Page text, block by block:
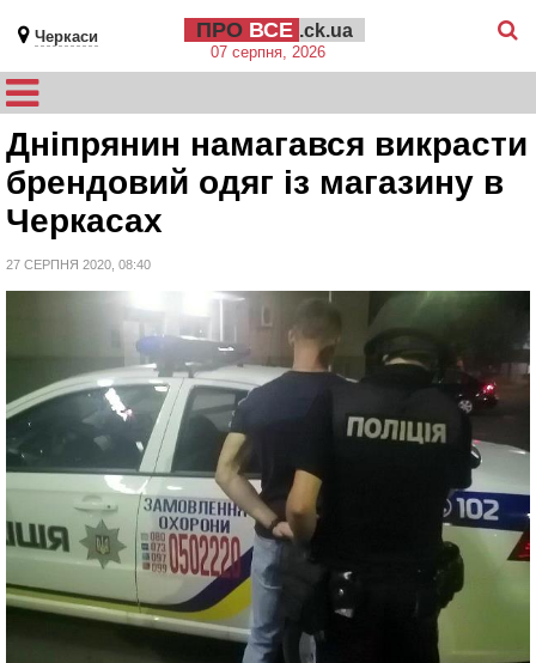
Черкаси ПРО ВСЕ .ck.ua
07 серпня, 2026
Дніпрянин намагався викрасти
брендовий одяг із магазину в
Черкасах
27 СЕРПНЯ 2020, 08:40